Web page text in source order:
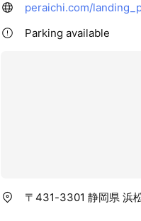
peraichi.com/
Parking available
〒431-3301 静岡県 浜